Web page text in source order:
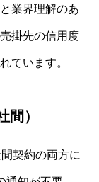
業界理解のあ
掛先の信用度
ています。
間）
契約の両方に